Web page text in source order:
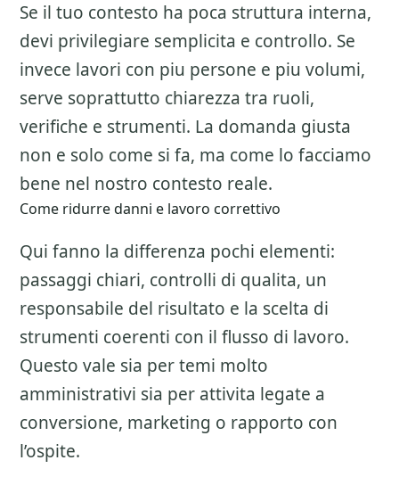
Se il tuo contesto ha poca struttura interna,
devi privilegiare semplicita e controllo. Se
invece lavori con piu persone e piu volumi,
serve soprattutto chiarezza tra ruoli,
verifiche e strumenti. La domanda giusta
non e solo come si fa, ma come lo facciamo
bene nel nostro contesto reale.
Come ridurre danni e lavoro correttivo
Qui fanno la differenza pochi elementi:
passaggi chiari, controlli di qualita, un
responsabile del risultato e la scelta di
strumenti coerenti con il flusso di lavoro.
Questo vale sia per temi molto
amministrativi sia per attivita legate a
conversione, marketing o rapporto con
l’ospite.